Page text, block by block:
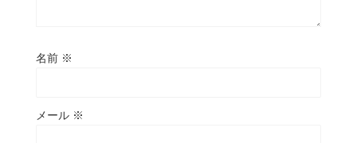
名前 ※
メール ※